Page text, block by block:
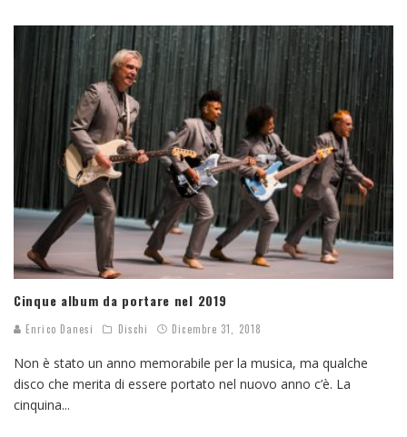
Cinque album da portare nel 2019
Enrico Danesi Dischi Dicembre 31, 2018
Non è stato un anno memorabile per la musica, ma qualche
disco che merita di essere portato nel nuovo anno c’è. La
cinquina...